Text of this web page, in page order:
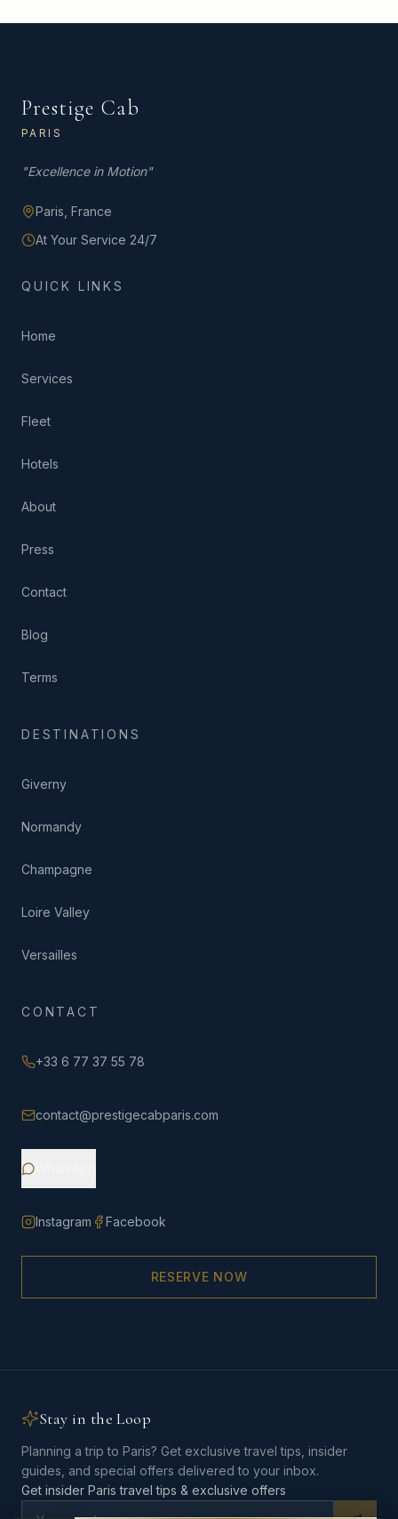
Prestige Cab
PARIS
"Excellence in Motion"
Paris, France
At Your Service 24/7
QUICK LINKS
Home
Services
Fleet
Hotels
About
Press
Contact
Blog
Terms
DESTINATIONS
Giverny
Normandy
Champagne
Loire Valley
Versailles
CONTACT
+33 6 77 37 55 78
contact@prestigecabparis.com
Instagram Facebook
RESERVE NOW
Stay in the Loop
Planning a trip to Paris? Get exclusive travel tips, insider
guides, and special offers delivered to your inbox.
Get insider Paris travel tips & exclusive offers